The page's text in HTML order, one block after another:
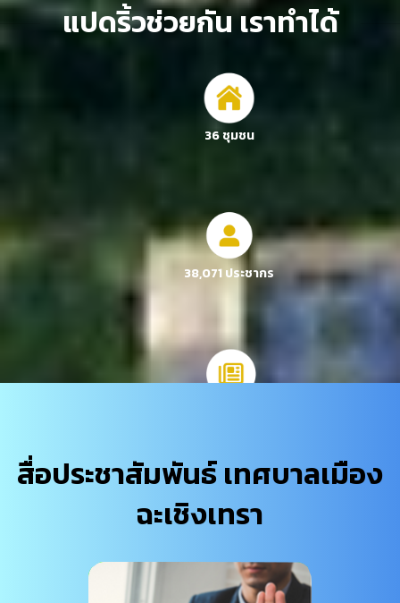
แปดริ้วช่วยกัน เราทำได้
36 ชุมชน
38,071 ประชากร
สื่อประชาสัมพันธ์ เทศบาลเมือง
ฉะเชิงเทรา